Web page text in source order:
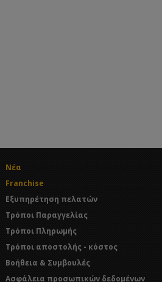
Νέα
Franchise
Εξυπηρέτηση πελατών
Τρόποι Παραγγελίας
Τρόποι Πληρωμής
Τρόποι αποστολής - κόστος
Βοήθεια & Συμβουλές
Ασφάλεια προσωπικών δεδομένων